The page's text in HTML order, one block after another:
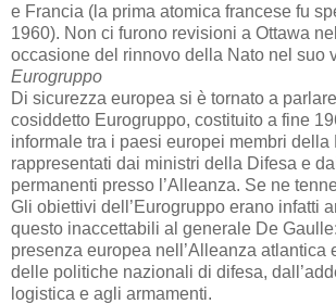
e Francia (la prima atomica francese fu
1960). Non ci furono revisioni a Ottawa
occasione del rinnovo della Nato nel suo
Eurogruppo
Di sicurezza europea si è tornato a
cosiddetto Eurogruppo, costituito a fine
informale tra i paesi europei membri della
rappresentati dai ministri della Difesa e
permanenti presso l’Alleanza. Se ne
Gli obiettivi dell’Eurogruppo erano infatti
questo inaccettabili al generale De
presenza europea nell’Alleanza atlantica
delle politiche nazionali di difesa,
logistica e agli armamenti.